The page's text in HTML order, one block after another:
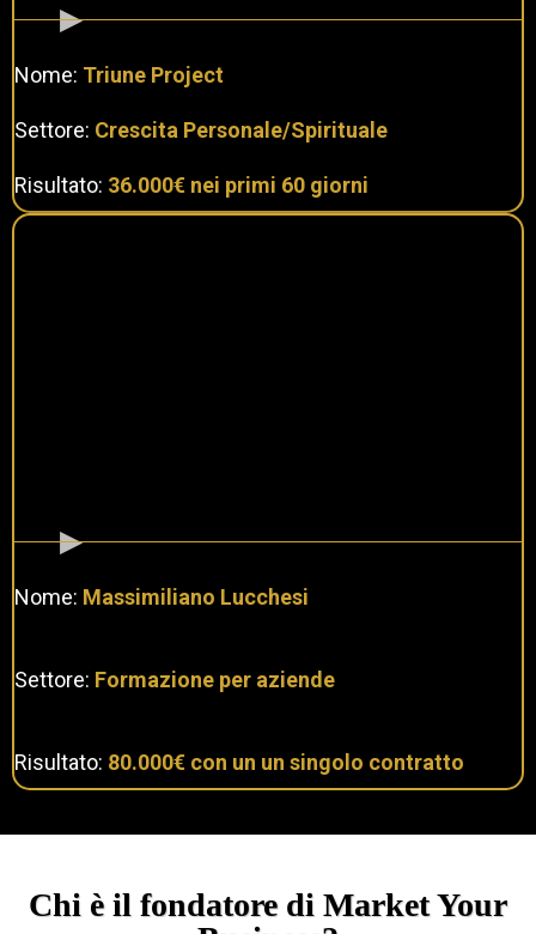
Nome: Triune Project
Settore: Crescita Personale/Spirituale
Risultato: 36.000€ nei primi 60 giorni
Nome: Massimiliano Lucchesi
Settore: Formazione per aziende
Risultato: 80.000€ con un un singolo contratto
Chi è il fondatore di Market Your